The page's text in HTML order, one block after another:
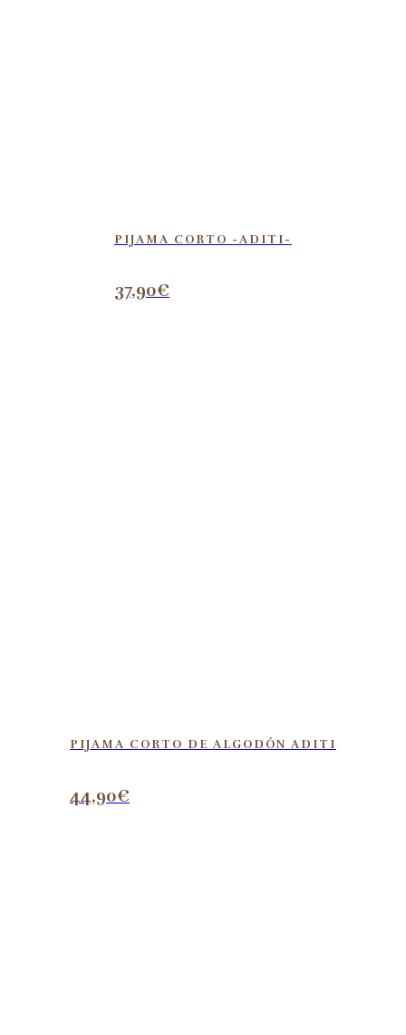
PIJAMA CORTO -ADITI-
37,90€
PIJAMA CORTO DE ALGODÓN ADITI
44,90€